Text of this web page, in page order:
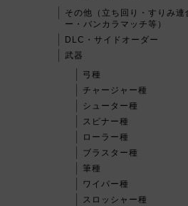
その他（立ち回り・すりみ
ー・バンカラマッチ等）
DLC・サイドオーダー
武器
弓種
チャージャー種
シューター種
スピナー種
ローラー種
ブラスター種
筆種
ワイパー種
スロッシャー種